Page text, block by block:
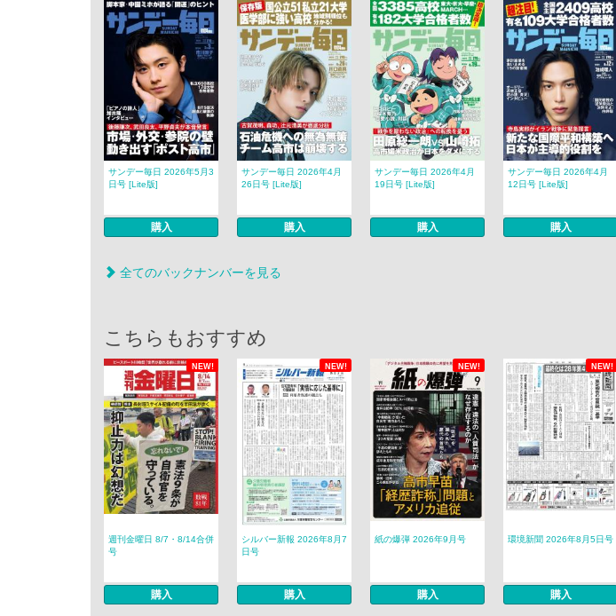
サンデー毎日 2026年5月3
日号 [Lite版]
購入
サンデー毎日 2026年4月
26日号 [Lite版]
購入
サンデー毎日 2026年4月
19日号 [Lite版]
購入
サンデー毎日 2026年4月
12日号 [Lite版]
購入
全てのバックナンバーを見る
こちらもおすすめ
NEW! NEW! NEW! NEW!
週刊金曜日 8/7・8/14合併
号
購入
シルバー新報 2026年8月7
日号
購入
紙の爆弾 2026年9月号
購入
環境新聞 2026年8月5日号
購入